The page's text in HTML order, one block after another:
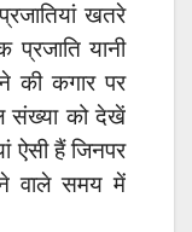
खतरे
यानी
की कगार पर
संख्या को देखें
ऐसी हैं जिनपर
वाले समय में